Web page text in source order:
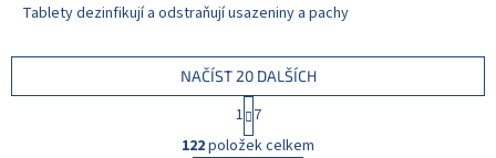
Tablety dezinfikují a odstraňují usazeniny a pachy
O
NAČÍST 20 DALŠÍCH
S
t
r
1 7
122položek celkem